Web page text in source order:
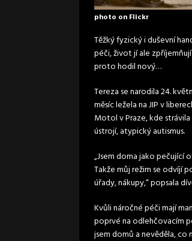
photo on Flickr
Těžký fyzický i duševní
péči, život jí ale
proto hodil nový…
Tereza se narodila 24.
měsíc ležela na JIP v
Motol v Praze, kde
ústrojí, atypický autismus.
„Jsem doma jako pečující
Takže můj režim se odvíjí
úřady, nákupy,“ popsala
Kvůli náročné péči mají
poprvé na odlehčovacím
jsem domů a nevěděla, co